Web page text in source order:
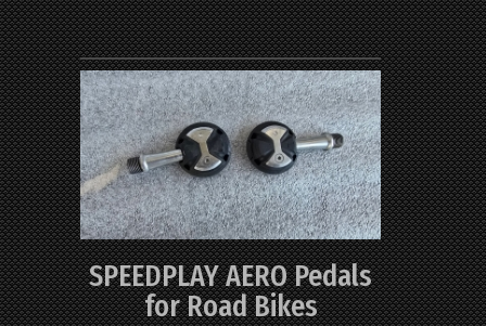
SPEEDPLAY AERO Pedals
for Road Bikes